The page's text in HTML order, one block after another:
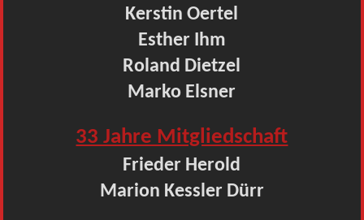
Kerstin Oertel
Esther Ihm
Roland Dietzel
Marko Elsner
33 Jahre Mitgliedschaft
Frieder Herold
Marion Kessler Dürr